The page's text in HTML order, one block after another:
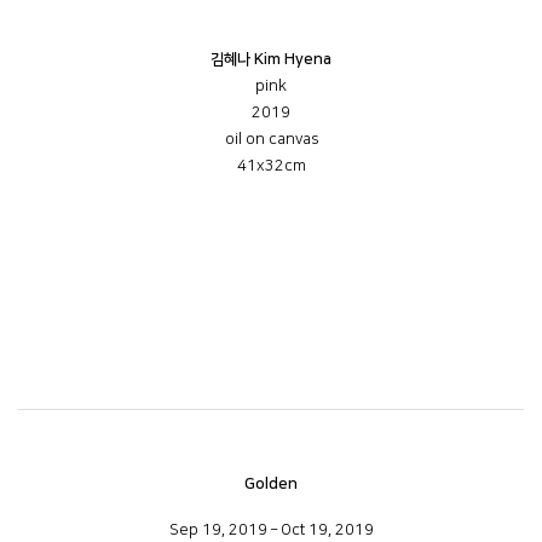
김혜나 Kim Hyena
pink
2019
oil on canvas
41x32cm
Golden
Sep 19, 2019 – Oct 19, 2019